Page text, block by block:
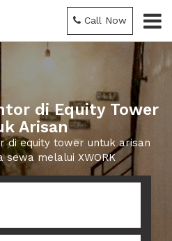
Call Now
di Equity Tower
Arisan
di equity tower untuk arisan
sewa melalui XWORK